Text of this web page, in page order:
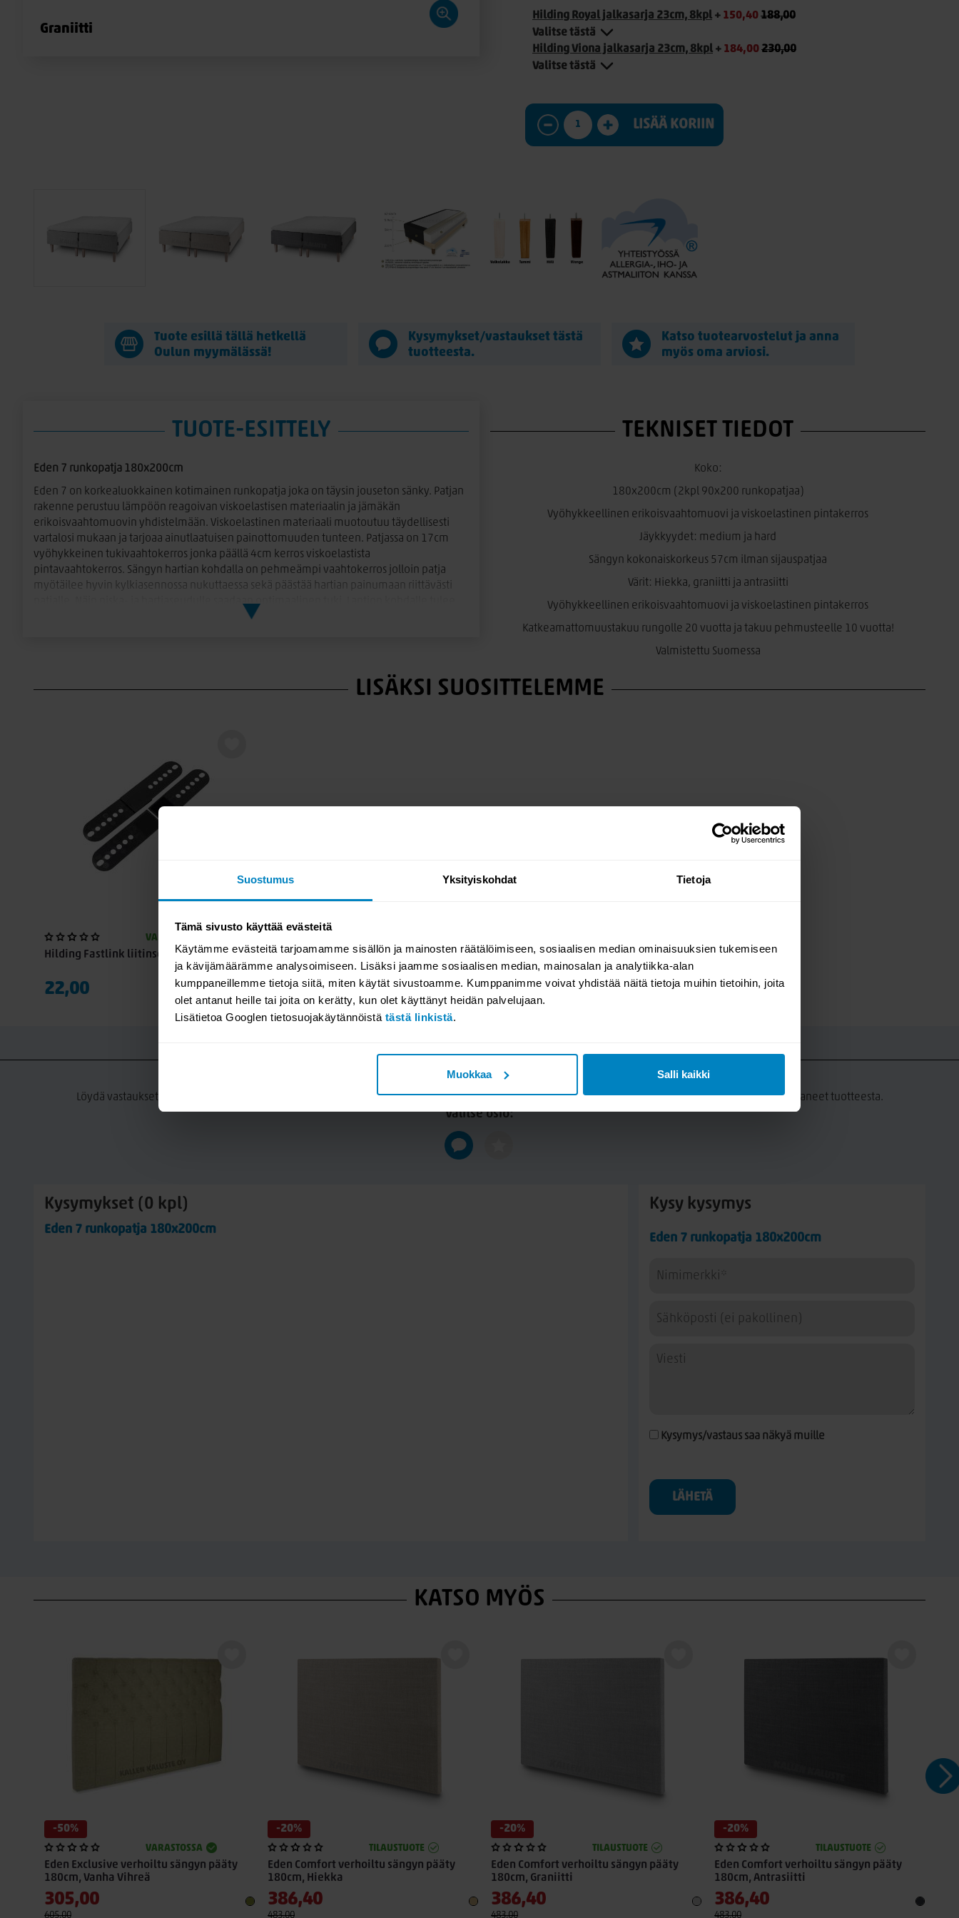
Suostumus Yksityiskohdat Tietoja
Tämä sivusto käyttää evästeitä
Käytämme evästeitä tarjoamamme sisällön ja mainosten räätälöimiseen, sosiaalisen median ominaisuuksien tukemiseen
ja kävijämäärämme analysoimiseen. Lisäksi jaamme sosiaalisen median, mainosalan ja analytiikka-alan
kumppaneillemme tietoja siitä, miten käytät sivustoamme. Kumppanimme voivat yhdistää näitä tietoja muihin tietoihin, joita
olet antanut heille tai joita on kerätty, kun olet käyttänyt heidän palvelujaan.
Lisätietoa Googlen tietosuojakäytännöistä tästä linkistä.
Muokkaa Salli kaikki
Graniitti
Hilding Royal jalkasarja 23cm, 8kpl + 150,40188,00
Valitse tästä
Hilding Viona jalkasarja 23cm, 8kpl + 184,00230,00
Valitse tästä
LISÄÄ KORIIN
Tuote esillä tällä hetkellä
Oulun myymälässä!
Kysymykset/vastaukset tästä
tuotteesta.
Katso tuotearvostelut ja anna
myös oma arviosi.
TUOTE-ESITTELY
Eden 7 runkopatja 180x200cm
Eden 7 on korkealuokkainen kotimainen runkopatja joka on täysin jouseton sänky. Patjan
rakenne perustuu lämpöön reagoivan viskoelastisen materiaalin ja jämäkän
erikoisvaahtomuovin yhdistelmään. Viskoelastinen materiaali muotoutuu täydellisesti
vartalosi mukaan ja tarjoaa ainutlaatuisen painottomuuden tunteen. Patjassa on 17cm
vyöhykkeinen tukivaahtokerros jonka päällä 4cm kerros viskoelastista
pintavaahtokerros. Sängyn hartian kohdalla on pehmeämpi vaahtokerros jolloin patja
myötäilee hyvin kylkiasennossa nukuttaessa sekä päästää hartian painumaan riittävästi
patjalle. Näin niska- ja hartiaseudulle saadaan optimaalinen tuki. Lantion kohdalle tulee
jämäkämpi vaahto jolloin ristiselän- ja lantionseutu saa riittävän tuen. Sänkyä on
petauspatjoja mieltymyksesi mukaan mutta suosittelemme Eden Exclusive petauspatjaa
jonka sisus on myös lämpöön reagoivaa materiaalia. Jalkavaihtoehtona on siro Viona jalka
Eden sänkymallisto on suunniteltu yhteistyössä allergia-, iho- ja astmaliiton kanssa jolloin
voit olla varma että sängyssä käytetyt materiaalit ovat ensi luokkaisia ja turvallisia.
Petauspatja, jalat ja pääty myydään erikseen
TEKNISET TIEDOT
Koko:
180x200cm (2kpl 90x200 runkopatjaa)
Vyöhykkeellinen erikoisvaahtomuovi ja viskoelastinen pintakerros
Jäykkyydet: medium ja hard
Sängyn kokonaiskorkeus 57cm ilman sijauspatjaa
Värit: Hiekka, graniitti ja antrasiitti
Vyöhykkeellinen erikoisvaahtomuovi ja viskoelastinen pintakerros
Katkeamattomuustakuu rungolle 20 vuotta ja takuu pehmusteelle 10 vuotta!
Valmistettu Suomessa
LISÄKSI SUOSITTELEMME
VARASTOSSA
Hilding Fastlink liitinsetti
22,00
KYSYMYKSET / TUOTEARVOSTELUT
Löydä vastaukset tuotteeseen liittyviin kysymyksiin tai jätä kysymyksesi, niin vastaamme. Katso millaisia arvosteluita tämän tuotteen ostaneet ovat antaneet tuotteesta.
Valitse osio:
Kysymykset (0 kpl)
Eden 7 runkopatja 180x200cm
Kysy kysymys
Eden 7 runkopatja 180x200cm
Kysymys/vastaus saa näkyä muille
LÄHETÄ
KATSO MYÖS
-50%
VARASTOSSA
Eden Exclusive verhoiltu sängyn pääty
180cm, Vanha Vihreä
305,00
605,00
-20%
TILAUSTUOTE
Eden Comfort verhoiltu sängyn pääty
180cm, Hiekka
386,40
483,00
-20%
TILAUSTUOTE
Eden Comfort verhoiltu sängyn pääty
180cm, Graniitti
386,40
483,00
-20%
TILAUSTUOTE
Eden Comfort verhoiltu sängyn pääty
180cm, Antrasiitti
386,40
483,00